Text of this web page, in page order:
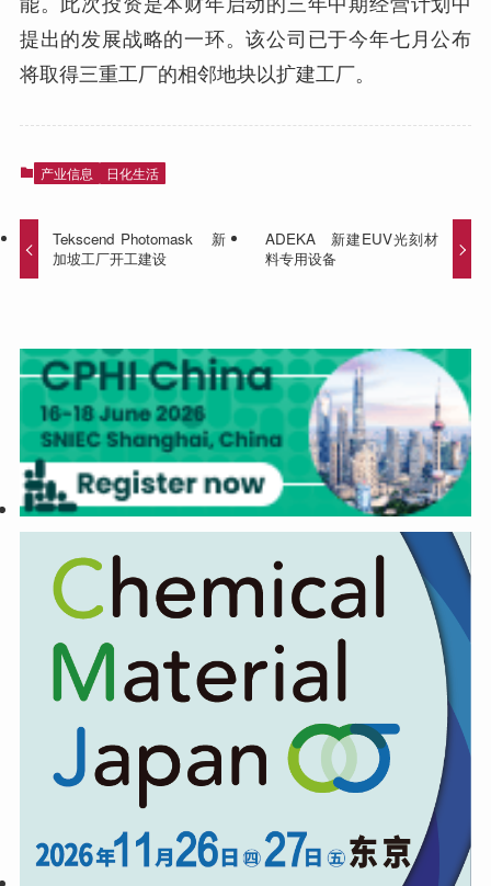
提出的发展战略的一环。该公司已于今年七月公布
将取得三重工厂的相邻地块以扩建工厂。
产业信息 日化生活
Tekscend Photomask 新
加坡工厂开工建设
ADEKA 新建EUV光刻材
料专用设备